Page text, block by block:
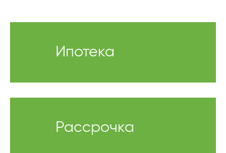
Ипотека
Рассрочка